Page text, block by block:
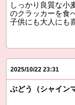
しっかり良質な小
のクラッカーを食
子供にも大人にも
2025/10/22 23:31
ぶどう（シャイン